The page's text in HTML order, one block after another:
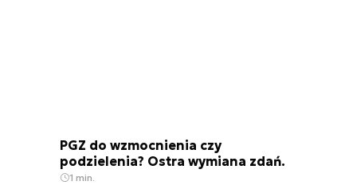
PGZ do wzmocnienia czy
podzielenia? Ostra wymiana zdań.
1 min.